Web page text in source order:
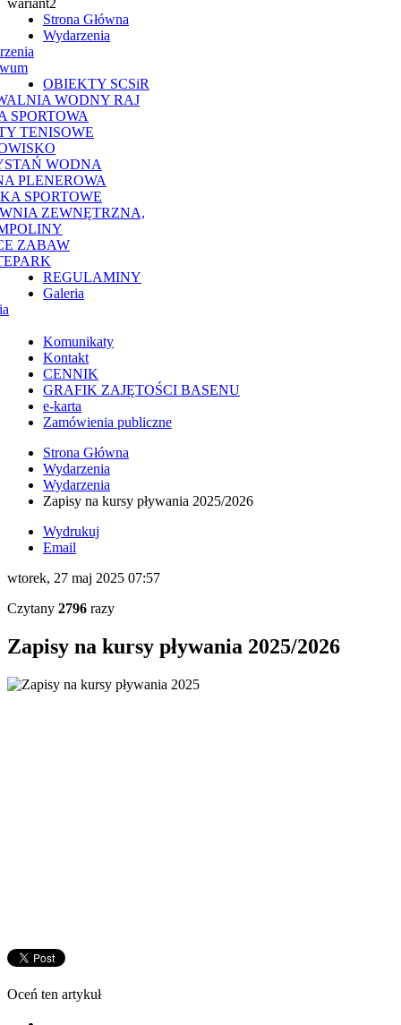
Strona Główna
Wydarzenia
OBIEKTY SCSiR
WODNY RAJ
SPORTOWA
TENISOWE
WODNA
PLENEROWA
SPORTOWE
ZEWNĘTRZNA,
ZABAW
REGULAMINY
Galeria
Komunikaty
Kontakt
CENNIK
GRAFIK ZAJĘTOŚCI BASENU
e-karta
Zamówienia publiczne
Strona Główna
Wydarzenia
Wydarzenia
Zapisy na kursy pływania 2025/2026
Wydrukuj
Email
wtorek, 27 maj 2025 07:57
Czytany 2796 razy
Zapisy na kursy pływania 2025/2026
Oceń ten artykuł